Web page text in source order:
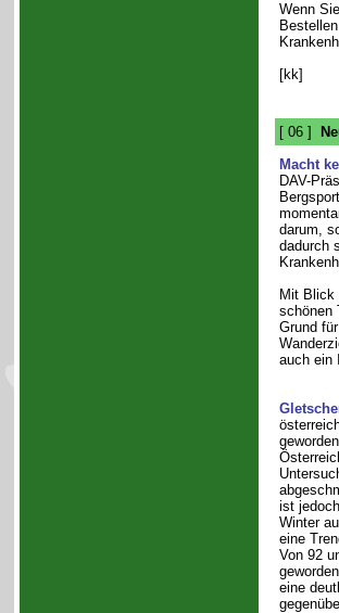
Wenn
[kk]
[ 06 ]
Macht
DAV-
darum,
dadurch
Mit Blick
schönen
Grund
auch ein
ist
Winter
eine
Von 92
eine